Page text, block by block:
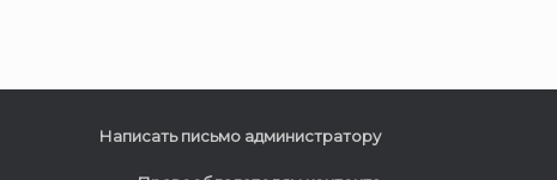
Написать письмо администратору